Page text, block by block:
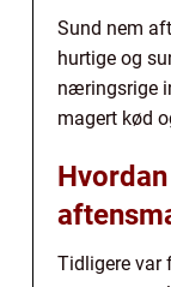
Sund nem
hurtige og
næringsrige
magert kød
Tidligere